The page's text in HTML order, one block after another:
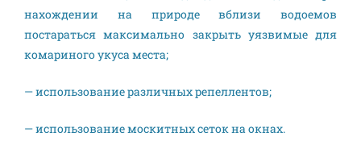
нахождении на природе вблизи водоемов
постараться максимально закрыть уязвимые для
комариного укуса места;
— использование различных репеллентов;
— использование москитных сеток на окнах.